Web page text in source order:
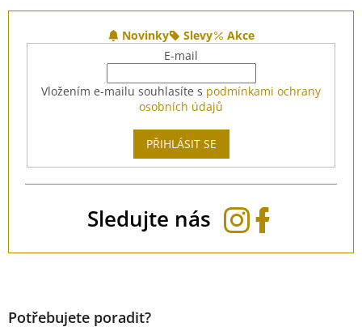
Novinky Slevy
Akce
E-mail
Vložením e-mailu souhlasíte s podmínkami ochrany
osobních údajů
PŘIHLÁSIT SE
Sledujte nás
Potřebujete poradit?